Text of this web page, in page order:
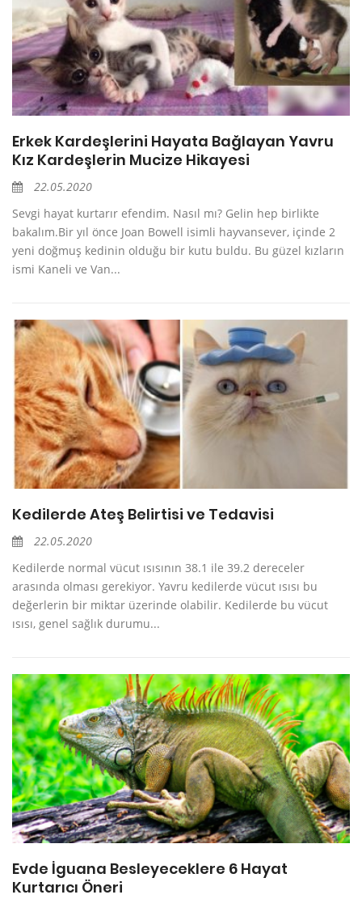
Erkek Kardeşlerini Hayata Bağlayan Yavru
Kız Kardeşlerin Mucize Hikayesi
22.05.2020
Sevgi hayat kurtarır efendim. Nasıl mı? Gelin hep birlikte
bakalım.Bir yıl önce Joan Bowell isimli hayvansever, içinde 2
yeni doğmuş kedinin olduğu bir kutu buldu. Bu güzel kızların
ismi Kaneli ve Van...
Kedilerde Ateş Belirtisi ve Tedavisi
22.05.2020
Kedilerde normal vücut ısısının 38.1 ile 39.2 dereceler
arasında olması gerekiyor. Yavru kedilerde vücut ısısı bu
değerlerin bir miktar üzerinde olabilir. Kedilerde bu vücut
ısısı, genel sağlık durumu...
Evde İguana Besleyeceklere 6 Hayat
Kurtarıcı Öneri